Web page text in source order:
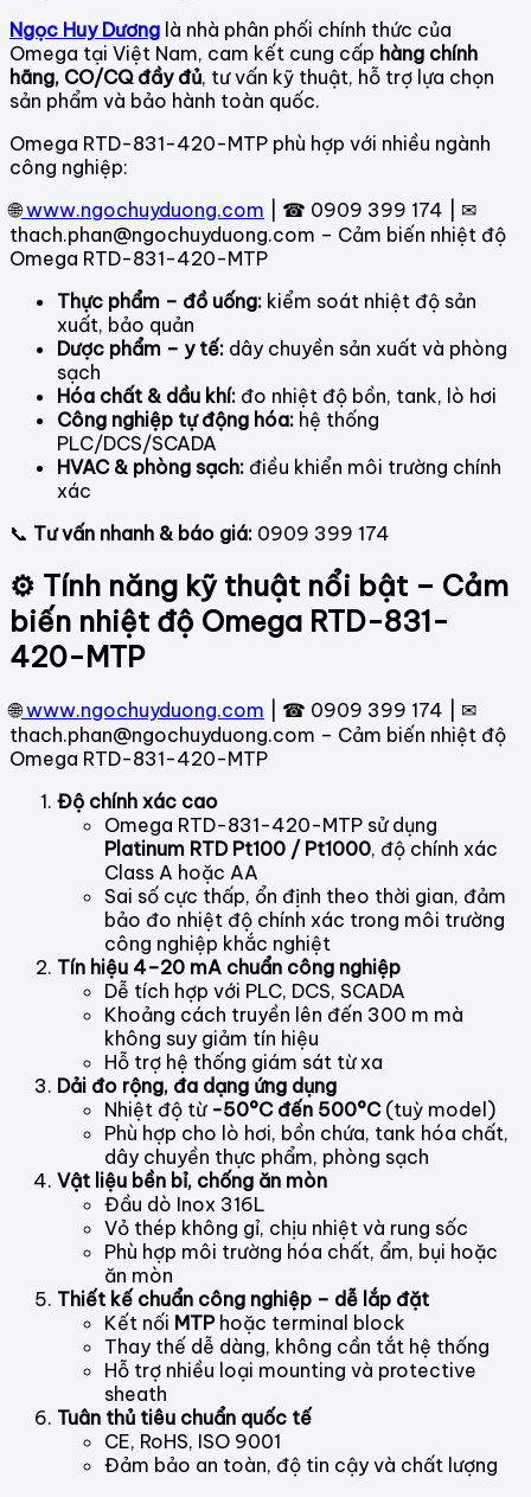
Ngọc Huy Dương là nhà phân phối chính thức của
Omega tại Việt Nam, cam kết cung cấp hàng chính
hãng, CO/CQ đầy đủ, tư vấn kỹ thuật, hỗ trợ lựa chọn
sản phẩm và bảo hành toàn quốc.
Omega RTD-831-420-MTP phù hợp với nhiều ngành
công nghiệp:
🌐 www.ngochuyduong.com | ☎ 0909 399 174 | ✉
thach.phan@ngochuyduong.com – Cảm biến nhiệt độ
Omega RTD-831-420-MTP
Thực phẩm – đồ uống: kiểm soát nhiệt độ sản
xuất, bảo quản
Dược phẩm – y tế: dây chuyền sản xuất và phòng
sạch
Hóa chất & dầu khí: đo nhiệt độ bồn, tank, lò hơi
Công nghiệp tự động hóa: hệ thống
PLC/DCS/SCADA
HVAC & phòng sạch: điều khiển môi trường chính
xác
📞 Tư vấn nhanh & báo giá: 0909 399 174
⚙ Tính năng kỹ thuật nổi bật – Cảm
biến nhiệt độ Omega RTD-831-
420-MTP
🌐 www.ngochuyduong.com | ☎ 0909 399 174 | ✉
thach.phan@ngochuyduong.com – Cảm biến nhiệt độ
Omega RTD-831-420-MTP
Độ chính xác cao
Omega RTD-831-420-MTP sử dụng
Platinum RTD Pt100 / Pt1000, độ chính xác
Class A hoặc AA
Sai số cực thấp, ổn định theo thời gian, đảm
bảo đo nhiệt độ chính xác trong môi trường
công nghiệp khắc nghiệt
Tín hiệu 4–20 mA chuẩn công nghiệp
Dễ tích hợp với PLC, DCS, SCADA
Khoảng cách truyền lên đến 300 m mà
không suy giảm tín hiệu
Hỗ trợ hệ thống giám sát từ xa
Dải đo rộng, đa dạng ứng dụng
Nhiệt độ từ -50°C đến 500°C(tuỳ model)
Phù hợp cho lò hơi, bồn chứa, tank hóa chất,
dây chuyền thực phẩm, phòng sạch
Vật liệu bền bỉ, chống ăn mòn
Đầu dò Inox 316L
Vỏ thép không gỉ, chịu nhiệt và rung sốc
Phù hợp môi trường hóa chất, ẩm, bụi hoặc
ăn mòn
Thiết kế chuẩn công nghiệp – dễ lắp đặt
Kết nối MTPhoặc terminal block
Thay thế dễ dàng, không cần tắt hệ thống
Hỗ trợ nhiều loại mounting và protective
sheath
Tuân thủ tiêu chuẩn quốc tế
CE, RoHS, ISO 9001
Đảm bảo an toàn, độ tin cậy và chất lượng